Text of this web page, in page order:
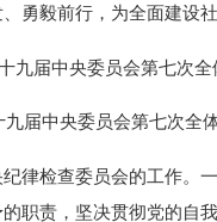
勇毅前行，为全面建设
届中央委员会第七次全
检查委员会的工作。
职责，坚决贯彻党的自